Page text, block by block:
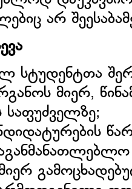
არ
სტუდენტთა
მიერ,
საფუძველზე;
მიერ